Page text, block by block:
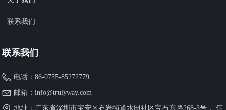
联系我们
电话： 86-0755-85272779
邮箱： info@trulyway.com
地址： 广东省深圳市宝安区石岩街道水田社区宝石东路268-3号， 伟
联系我们